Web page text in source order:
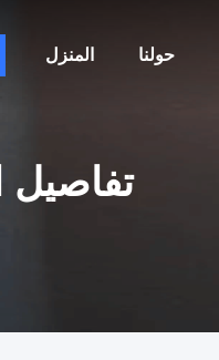
المنزل حولنا
تفاصيل